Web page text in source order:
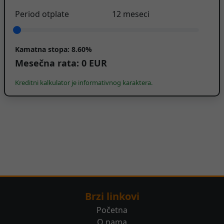
Period otplate 12 meseci
Kamatna stopa: 8.60%
Mesečna rata: 0 EUR
Kreditni kalkulator je informativnog karaktera.
Brzi linkovi
Početna